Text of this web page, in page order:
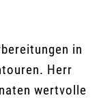
in
Herr
wertvolle